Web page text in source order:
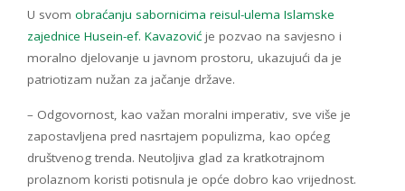
U svom obraćanju sabornicima reisul-ulema Islamske
zajednice Husein-ef. Kavazović je pozvao na savjesno i
moralno djelovanje u javnom prostoru, ukazujući da je
patriotizam nužan za jačanje države.
– Odgovornost, kao važan moralni imperativ, sve više je
zapostavljena pred nasrtajem populizma, kao općeg
društvenog trenda. Neutoljiva glad za kratkotrajnom
prolaznom koristi potisnula je opće dobro kao vrijednost.